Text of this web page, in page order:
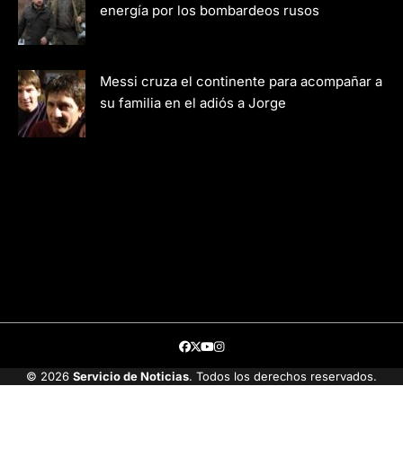
energía por los bombardeos rusos
Messi cruza el continente para acompañar a
su familia en el adiós a Jorge
Facebook
TwitterYoutube
Instagram
© 2026 Servicio de Noticias. Todos los derechos reservados.